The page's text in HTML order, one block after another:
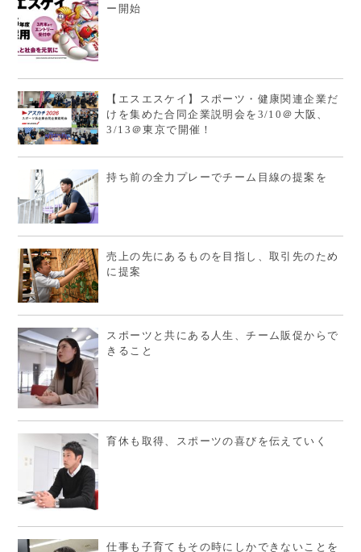
ー開始
【エスエスケイ】スポーツ・健康関連企業だ
けを集めた合同企業説明会を3/10＠大阪、
3/13＠東京で開催！
持ち前の全力プレーでチーム目線の提案を
売上の先にあるものを目指し、取引先のため
に提案
スポーツと共にある人生、チーム販促からで
きること
育休も取得、スポーツの喜びを伝えていく
仕事も子育てもその時にしかできないことを